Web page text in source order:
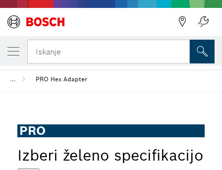
Iskanje
... PRO Hex Adapter
PRO
Izberi želeno specifikacijo
TRENUTNO IZBRANA RAZLIČICA
PRO Hex Adapter